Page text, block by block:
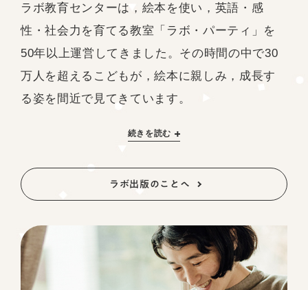
ラボ教育センターは，絵本を使い，英語・感
性・社会力を育てる教室「ラボ・パーティ」を
50年以上運営してきました。その時間の中で30
万人を超えるこどもが，絵本に親しみ，成長す
る姿を間近で見てきています。
続きを読む
ラボ出版のことへ